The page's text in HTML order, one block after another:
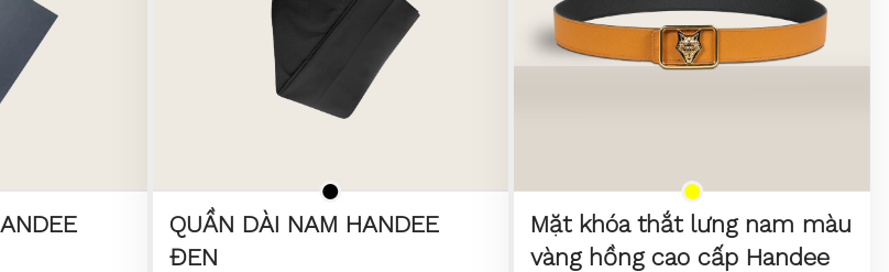
QUẦN DÀI NAM HANDEE
ĐEN
Mặt khóa thắt lưng nam màu
vàng hồng cao cấp Handee